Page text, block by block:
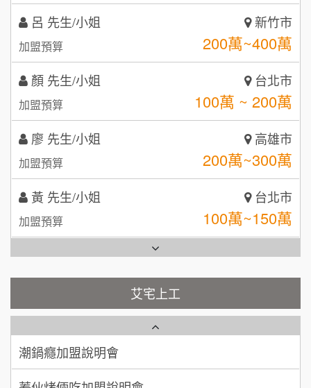
鼎威維修
7 88thai發發泰-泰式飯行家
8 呷尚寶
9 SHARE TEA歇腳亭
10 TEA TOP台灣第一味
呂 先生/小姐 新竹市
加盟預算 200萬~400萬
顏 先生/小姐 台北市
加盟預算 100萬 ~ 200萬
廖 先生/小姐 高雄市
加盟預算 200萬~300萬
黃 先生/小姐 台北市
加盟預算 100萬~150萬
吳 先生/小姐 屏東縣
周 先生/小姐
艾宅上工
【曉妍美妝】誠徵行政櫃檯
自助洗衣店誠徵代洗收送人員(台中市)
MUSHEN徵SPA美容芳療師
日十。早午食加盟說明會
拾鑶火鍋加盟說明會
全家加盟說明會
彭富貴加盟說明會
NU PASTA義大利麵加盟說明會
潮鍋癮加盟說明會
藍象廷泰式火鍋加盟說明會
日十。早午食加盟說明會
上宇林加盟說明會